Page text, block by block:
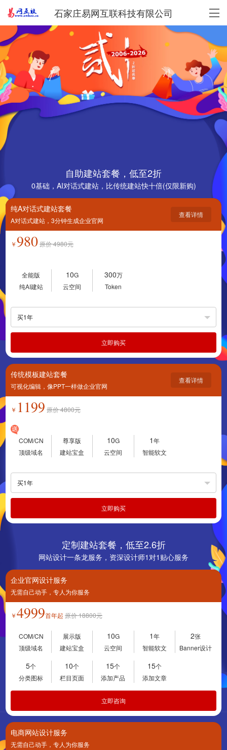
石家庄易网互联科技有限公司
自助建站套餐，低至2折
0基础，AI对话式建站，比传统建站快十倍(仅限新购)
纯A对话式建站套餐
A对话式建站，3分钟生成企业官网
查看详情
￥980原价4980元
全能版
纯AI建站
10G
云空间
300万
Token
买1年
立即购买
传统模板建站套餐
可视化编辑，像PPT一样做企业官网
查看详情
￥ 1199 原价4800元
COM/CN
顶级域名
尊享版
建站宝盒
10G
云空间
1年
智能软文
买1年
立即购买
定制建站套餐，低至2.6折
网站设计一条龙服务，资深设计师1对1贴心服务
企业官网设计服务
无需自己动手，专人为你服务
￥4999首年起 原价18800元
COM/CN
顶级域名
展示版
建站宝盒
10G
云空间
1年
智能软文
2张
Banner设计
5个
分类图标
10个
栏目页面
15个
添加产品
15个
添加文章
立即咨询
电商网站设计服务
无需自己动手，专人为你服务